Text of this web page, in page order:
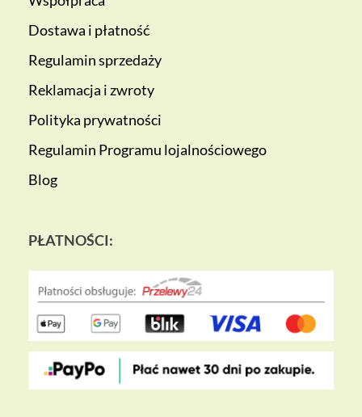
Dostawa i płatność
Regulamin sprzedaży
Reklamacja i zwroty
Polityka prywatności
Regulamin Programu lojalnościowego
Blog
PŁATNOŚCI: